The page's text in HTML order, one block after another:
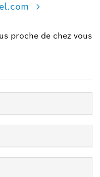
proche de chez vous